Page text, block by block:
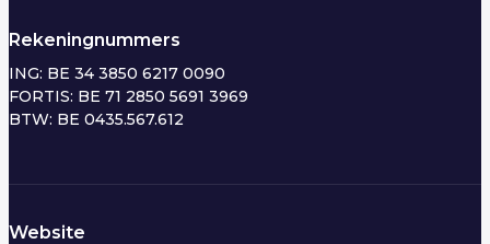
Rekeningnummers
ING: BE 34 3850 6217 0090
FORTIS: BE 71 2850 5691 3969
BTW: BE 0435.567.612
Website